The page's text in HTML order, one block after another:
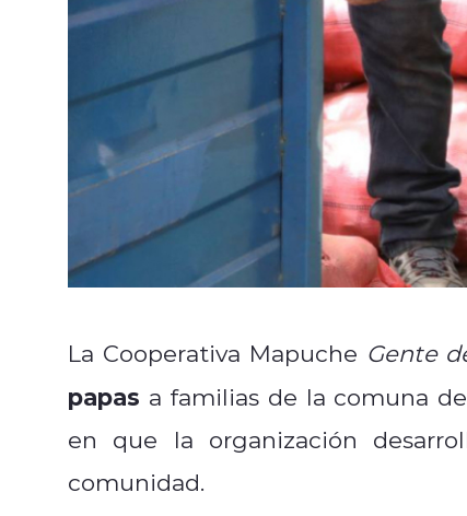
La Cooperativa Mapuche Gente
papas a familias de la comuna
en que la organización
comunidad.